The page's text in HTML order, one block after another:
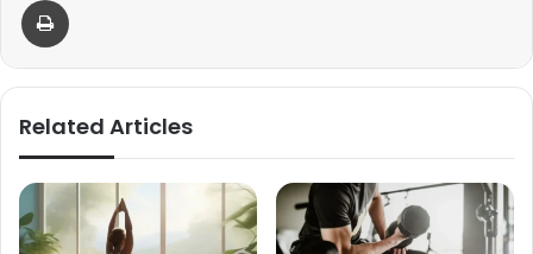
penurunan imunitas hingga peningkatan risiko
penyakit kronis. Namun, bagaimana gaya hidup sehat
berkontribusi pada tidur nyenyak? Rahasianya terletak
Panduan Stretching Routine yang
Related Articles